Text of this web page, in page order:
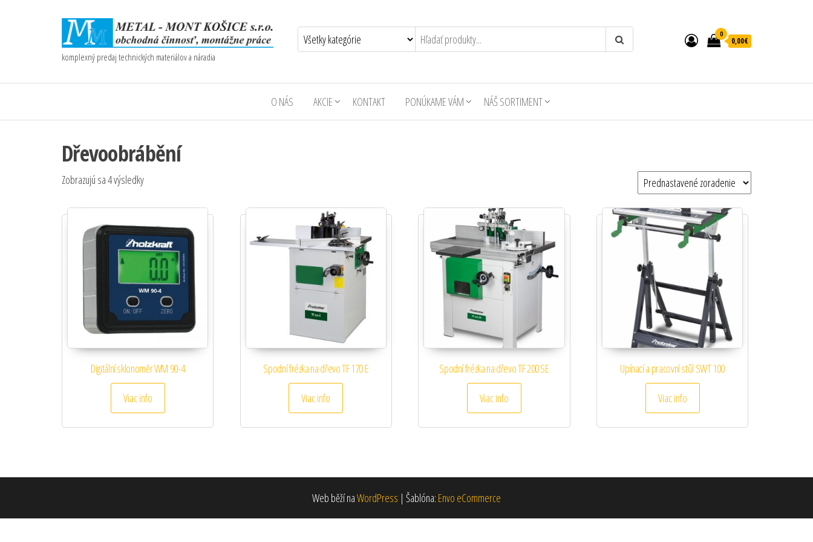
komplexný predaj technických materiálov a náradia
0
0,00€
O NÁS AKCIE KONTAKT PONÚKAME VÁM NÁŠ SORTIMENT
Dřevoobrábění
Zobrazujú sa 4 výsledky
Digitální sklonoměr WM 90-4
Viac info
Spodní frézka na dřevo TF 170 E
Viac info
Spodní frézka na dřevo TF 200 SE
Viac info
Upínací a pracovní stůl SWT 100
Viac info
Web běží naWordPress | Šablóna: Envo eCommerce